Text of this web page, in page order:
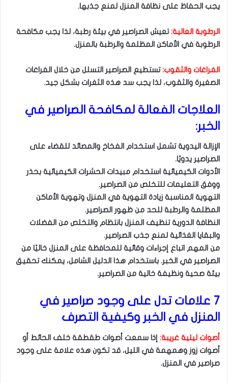
يجب الحفاظ على نظافة المنزل لمنع جذبها.
الرطوبة العالية:تعيش الصراصير في بيئة رطبة، لذا يجب مكافحة
الرطوبة في الأماكن المظلمة والرطبة بالمنزل.
الفراغات والثقوب:تستطيع الصراصير التسلل من خلال الفراغات
الصغيرة والثقوب، لذا يجب سد هذه الثغرات بشكل جيد.
العلاجات الفعالة لمكافحة الصراصير في
الخبر:
الإزالة اليدوية تشمل استخدام الفخاخ والمصائد للقضاء على
الصراصير يدويًا.
الأدوات الكيميائية استخدام مبيدات الحشرات الكيميائية بحذر
ووفق التعليمات للتخلص من الصراصير.
التهوية المناسبة زيادة التهوية في المنزل وتهوية الأماكن
المظلمة والرطبة للحد من ظهور الصراصير.
النظافة الدورية تنظيف المنزل بانتظام والتخلص من الفضلات
والبقايا الغذائية لمنع جذب الصراصير.
من المهم اتباع إجراءات وقائية للمحافظة على المنزل خاليًا من
الصراصير في الخبر. باستخدام هذا الدليل الشامل، يمكنك تحقيق
بيئة صحية ونظيفة خالية من الصراصير.
7 علامات تدل على وجود صراصير في
المنزل في الخبر وكيفية التصرف
أصوات ليلية غريبة: إذا سمعت أصوات طقطقة خلف الحائط أو
أصوات زوز وهمهمة في الليل، قد تكون هذه علامة على وجود
صراصير في المنزل.